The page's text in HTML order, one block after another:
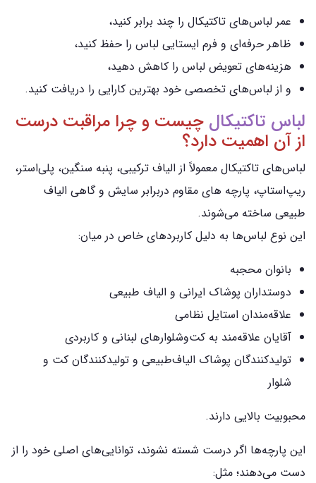
عمر لباس‌های تاکتیکال را چند برابر کنید،
ظاهر حرفه‌ای و فرم ایستایی لباس را حفظ کنید،
هزینه‌های تعویض لباس را کاهش دهید،
و از لباس‌های تخصصی خود بهترین کارایی را دریافت کنید.
لباس تاکتیکال چیست و چرا مراقبت درست
از آن اهمیت دارد؟
لباس‌های تاکتیکال معمولاً از الیاف ترکیبی، پنبه سنگین، پلی‌استر،
ریپ‌استاپ، پارچه‌ های مقاوم دربرابر سایش و گاهی الیاف
طبیعی ساخته می‌شوند.
این نوع لباس‌ها به دلیل کاربردهای خاص در میان:
بانوان محجبه
دوستداران پوشاک ایرانی و الیاف طبیعی
علاقه‌مندان استایل نظامی
آقایان علاقه‌مند به کت‌وشلوارهای لبنانی و کاربردی
تولیدکنندگان پوشاک الیاف‌طبیعی و تولیدکنندگان کت و
شلوار
محبوبیت بالایی دارند.
این پارچه‌ها اگر درست شسته نشوند، توانایی‌های اصلی خود را از
دست می‌دهند؛ مثل: